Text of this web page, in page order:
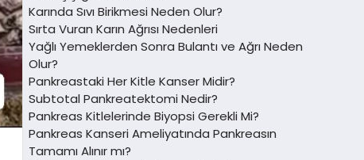
Karında Sıvı Birikmesi Neden Olur?
Sırta Vuran Karın Ağrısı Nedenleri
Yağlı Yemeklerden Sonra Bulantı ve Ağrı Neden
Olur?
Pankreastaki Her Kitle Kanser Midir?
Subtotal Pankreatektomi Nedir?
Pankreas Kitlelerinde Biyopsi Gerekli Mi?
Pankreas Kanseri Ameliyatında Pankreasın
Tamamı Alınır mı?